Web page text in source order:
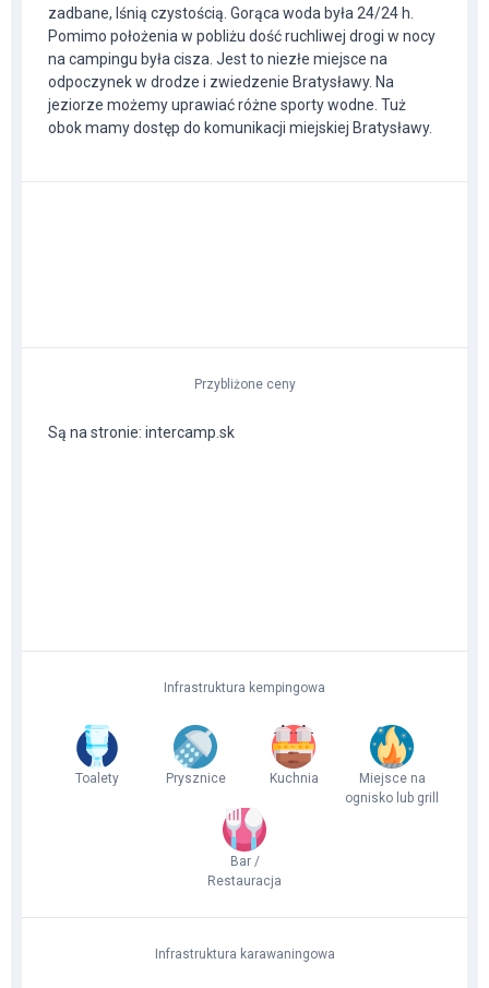
zadbane, lśnią czystością. Gorąca woda była 24/24 h.
Pomimo położenia w pobliżu dość ruchliwej drogi w nocy
na campingu była cisza. Jest to niezłe miejsce na
odpoczynek w drodze i zwiedzenie Bratysławy. Na
jeziorze możemy uprawiać różne sporty wodne. Tuż
obok mamy dostęp do komunikacji miejskiej Bratysławy.
Przybliżone ceny
Są na stronie: intercamp.sk
Infrastruktura kempingowa
Toalety Prysznice Kuchnia
Miejsce na
ognisko lub grill
Bar /
Restauracja
Infrastruktura karawaningowa